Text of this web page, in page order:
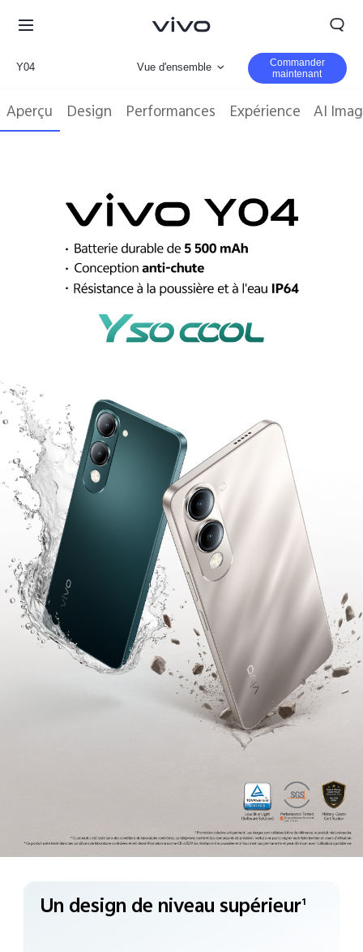
Morocco | Veuillez sélectionner le pays/la région
Y04 Vue d'ensemble
Commander
maintenant
Aperçu Design Performances Expérience AI
Un design de niveausupérieur1